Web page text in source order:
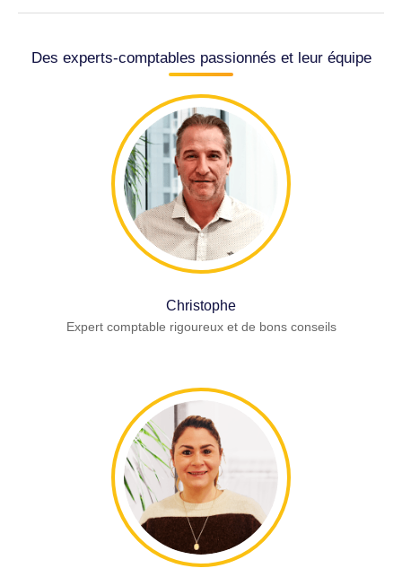
Des experts-comptables passionnés et leur équipe
Christophe
Expert comptable rigoureux et de bons conseils